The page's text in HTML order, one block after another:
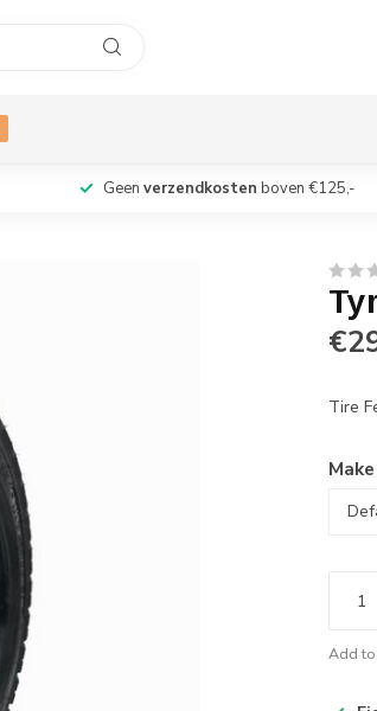
Geen verzendkosten boven €125,-
Tire
Add